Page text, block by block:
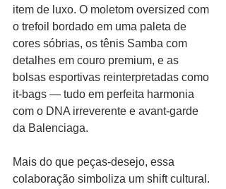
item de luxo. O moletom oversized com
o trefoil bordado em uma paleta de
cores sóbrias, os tênis Samba com
detalhes em couro premium, e as
bolsas esportivas reinterpretadas como
it-bags — tudo em perfeita harmonia
com o DNA irreverente e avant-garde
da Balenciaga.
Mais do que peças-desejo, essa
colaboração simboliza um shift cultural.